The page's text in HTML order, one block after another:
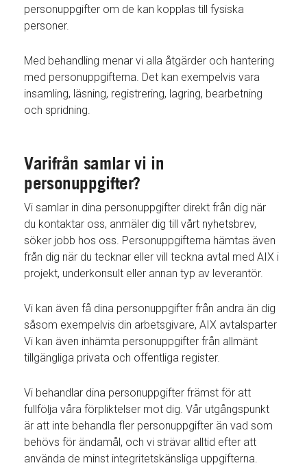
personuppgifter om de kan kopplas till fysiska
personer.
Med behandling menar vi alla åtgärder och hantering
med personuppgifterna. Det kan exempelvis vara
insamling, läsning, registrering, lagring, bearbetning
och spridning.
Varifrån samlar vi in
personuppgifter?
Vi samlar in dina personuppgifter direkt från dig när
du kontaktar oss, anmäler dig till vårt nyhetsbrev,
söker jobb hos oss. Personuppgifterna hämtas även
från dig när du tecknar eller vill teckna avtal med AIX i
projekt, underkonsult eller annan typ av leverantör.
Vi kan även få dina personuppgifter från andra än dig
såsom exempelvis din arbetsgivare, AIX avtalsparter
Vi kan även inhämta personuppgifter från allmänt
tillgängliga privata och offentliga register.
Vi behandlar dina personuppgifter främst för att
fullfölja våra förpliktelser mot dig. Vår utgångspunkt
är att inte behandla fler personuppgifter än vad som
behövs för ändamål, och vi strävar alltid efter att
använda de minst integritetskänsliga uppgifterna.